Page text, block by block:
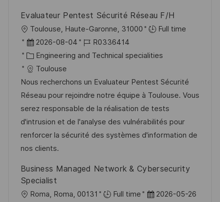
r
ö
f
f
e
n
t
l
i
c
h
u
n
g
Evaluateur Pentest Sécurité Réseau F/H
O
r
t
Toulouse, Haute-Garonne, 31000
Full time
D
a
t
u
m
d
e
r
V
r
ö
2026-08-04
J
o
-
I
D
R0336414
K
a
t
e
g
o
r
i
Engineering and Technical specialities
Toulouse
Nous recherchons un Evaluateur Pentest Sécurité
Réseau pour rejoindre notre équipe à Toulouse. Vous
serez responsable de la réalisation de tests
d'intrusion et de l'analyse des vulnérabilités pour
renforcer la sécurité des systèmes d'information de
nos clients.
Business Managed Network & Cybersecurity
Specialist
O Roma, Roma, 00131 Full time
D 2026-05-26